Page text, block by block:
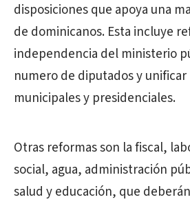
disposiciones que apoya una
de dominicanos. Esta incluye
independencia del ministerio
numero de diputados y
municipales y presidenciales.
Otras reformas son la fiscal,
social, agua, administración
salud y educación, que